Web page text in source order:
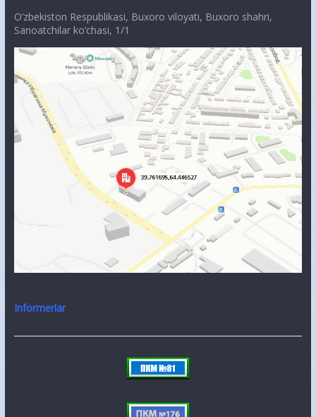
O’zbekiston Respublikasi, Buxoro viloyati, Buxoro shahri,
Sanoatchilar ko’chasi, 1/1
Informerlar